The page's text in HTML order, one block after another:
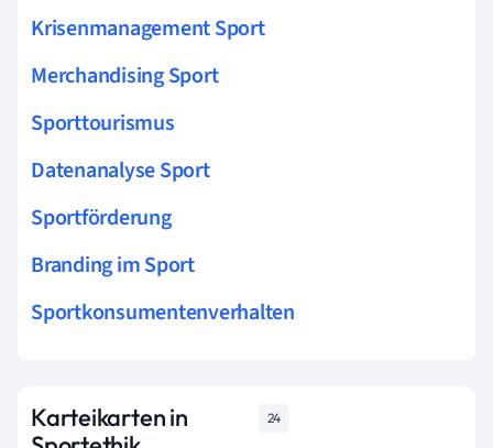
Krisenmanagement Sport
Merchandising Sport
Sporttourismus
Datenanalyse Sport
Sportförderung
Branding im Sport
Sportkonsumentenverhalten
Karteikarten in
24